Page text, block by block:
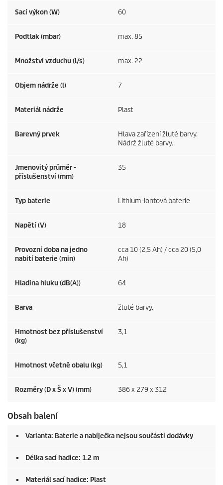
Sací výkon (W) 60
Podtlak (mbar) max. 85
Množství vzduchu (l/s) max. 22
Objem nádrže (l) 7
Materiál nádrže Plast
Barevný prvek
Hlava zařízení žluté barvy.
Nádrž žluté barvy.
Jmenovitý průměr -
příslušenství (mm)
35
Typ baterie Lithium-iontová baterie
Napětí (V) 18
Provozní doba na jedno
nabití baterie (min)
cca 10 (2,5 Ah) / cca 20 (5,0
Ah)
Hladina hluku (dB(A)) 64
Barva žluté barvy.
Hmotnost bez příslušenství
(kg)
3,1
Hmotnost včetně obalu (kg) 5,1
Rozměry (D x Š x V) (mm) 386 x 279 x 312
Obsah balení
Varianta: Baterie a nabíječka nejsou součástí dodávky
Délka sací hadice: 1.2 m
Materiál sací hadice: Plast